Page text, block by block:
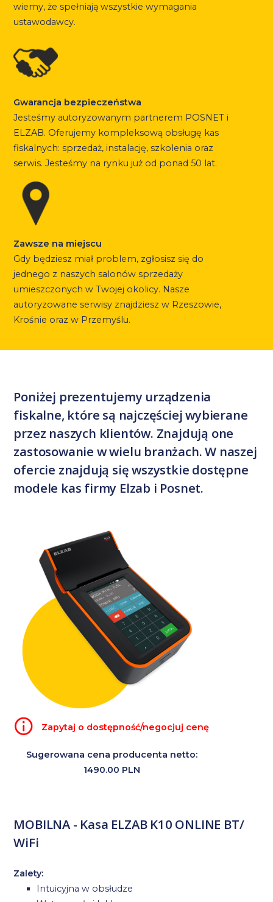
wiemy, że spełniają wszystkie wymagania
ustawodawcy.
Gwarancja bezpieczeństwa
Jesteśmy autoryzowanym partnerem POSNET i
ELZAB. Oferujemy kompleksową obsługę kas
fiskalnych: sprzedaż, instalację, szkolenia oraz
serwis. Jesteśmy na rynku już od ponad 50 lat.
Zawsze na miejscu
Gdy będziesz miał problem, zgłosisz się do
jednego z naszych salonów sprzedaży
umieszczonych w Twojej okolicy. Nasze
autoryzowane serwisy znajdziesz w Rzeszowie,
Krośnie oraz w Przemyślu.
Poniżej prezentujemy urządzenia
fiskalne, które są najczęściej wybierane
przez naszych klientów. Znajdują one
zastosowanie w wielu branżach. W naszej
ofercie znajdują się wszystkie dostępne
modele kas firmy Elzab i Posnet.
Zapytaj o dostępność/negocjuj cenę
Sugerowana cena producenta netto:
1490.00 PLN
MOBILNA - Kasa ELZAB K10 ONLINE BT/
WiFi
Zalety:
Intuicyjna w obsłudze